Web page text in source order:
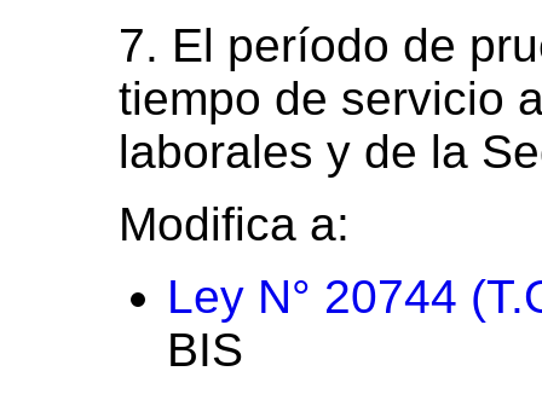
7. El período de
tiempo de servicio
laborales y de la
Modifica a:
Ley N° 20744
BIS